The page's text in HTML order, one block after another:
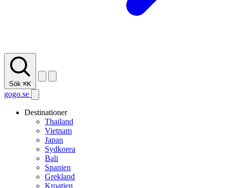
Sök ⌘K
gogo.se
Destinationer
Thailand
Vietnam
Japan
Sydkorea
Bali
Spanien
Grekland
Kroatien